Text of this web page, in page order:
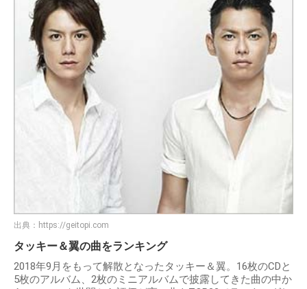
出典： https://geitopi.com
タッキー＆翼の曲をランキング
2018年9月をもって解散となったタッキー＆翼。16枚のCDと
5枚のアルバム、2枚のミニアルバムで披露してきた曲の中か